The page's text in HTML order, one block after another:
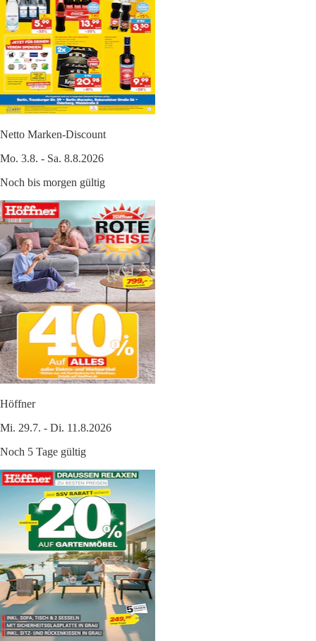
Netto Marken-Discount
Mo. 3.8. - Sa. 8.8.2026
Noch bis morgen gültig
Höffner
Mi. 29.7. - Di. 11.8.2026
Noch 5 Tage gültig